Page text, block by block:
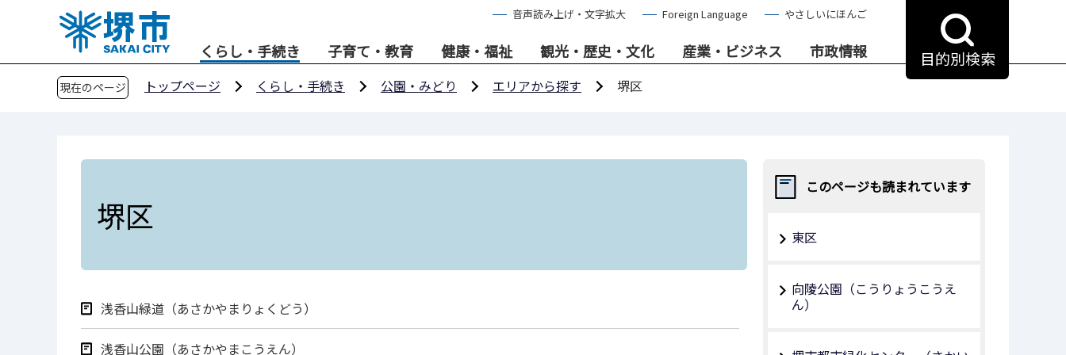
音声読み上げ・文字拡大 Foreign Language やさしいにほんご
くらし・手続き 子育て・教育 健康・福祉 観光・歴史・文化 産業・ビジネス 市政情報 目的別検索
現在のページ トップページ くらし・手続き 公園・みどり エリアから探す 堺区
堺区
浅香山緑道（あさかやまりょくどう）
浅香山公園（あさかやまこうえん）
このページも読まれています
東区
向陵公園（こうりょうこうえ
ん）